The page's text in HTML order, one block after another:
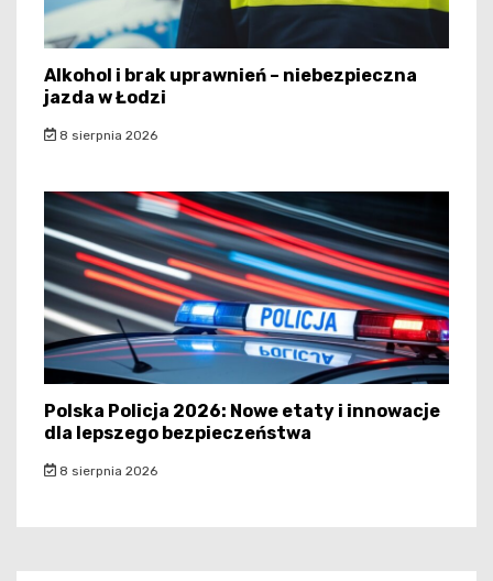
Alkohol i brak uprawnień – niebezpieczna
jazda w Łodzi
8 sierpnia 2026
Polska Policja 2026: Nowe etaty i innowacje
dla lepszego bezpieczeństwa
8 sierpnia 2026